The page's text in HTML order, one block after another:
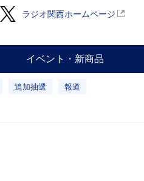
ラジオ関西ホームページ
イベント・新商品
追加抽選 報道